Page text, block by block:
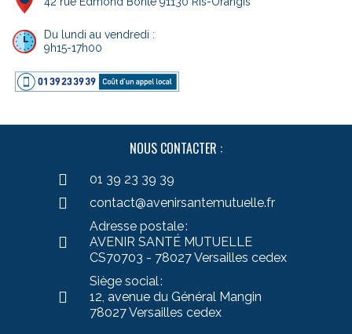
Du lundi au vendredi :
9h15-17h00
NOUS CONTACTER :
01 39 23 39 39
contact@avenirsantemutuelle.fr
Adresse postale :
AVENIR SANTÉ MUTUELLE
CS70703 - 78027 Versailles cedex
Siège social :
12, avenue du Général Mangin
78027 Versailles cedex